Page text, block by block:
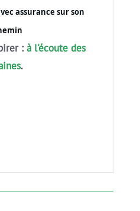
assurance sur son
:à l'écoute des
.